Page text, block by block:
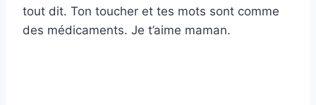
tout dit. Ton toucher et tes mots sont comme
des médicaments. Je t’aime maman.